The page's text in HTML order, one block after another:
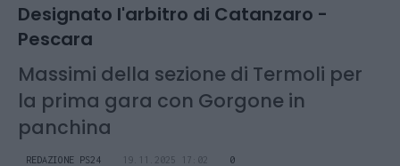
Designato l'arbitro di Catanzaro -
Pescara
Massimi della sezione di Termoli per
la prima gara con Gorgone in
panchina
REDAZIONE PS24 19.11.2025 17:02 0